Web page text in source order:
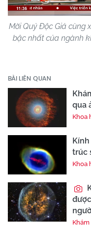
Mời Quý Độc Giả cùng
bậc nhất của ngành
BÀI LIÊN QUAN
qua
Khoa
trúc
Khoa